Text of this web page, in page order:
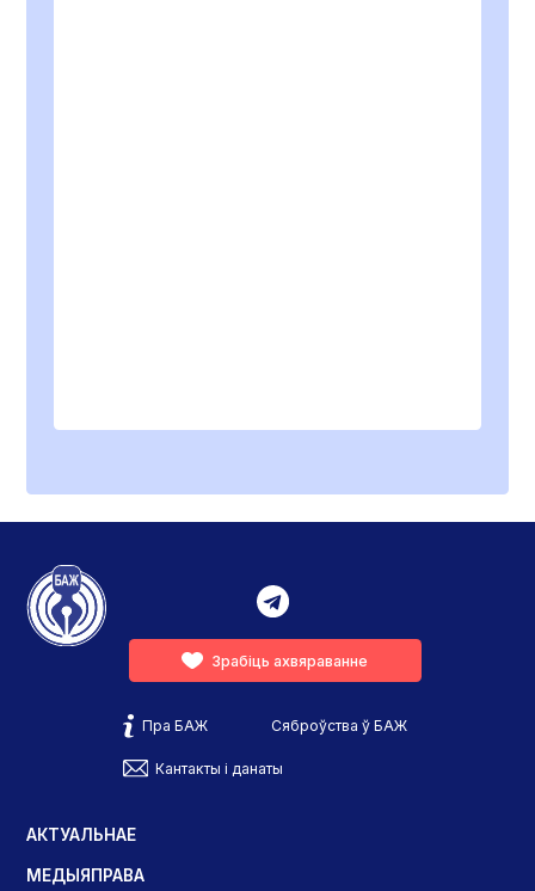
Зрабіць ахвяраванне
Пра БАЖ Сяброўства ў БАЖ
Кантакты і данаты
АКТУАЛЬНАЕ
МЕДЫЯПРАВА